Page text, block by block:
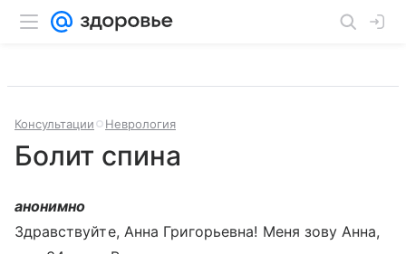
Консультации Неврология
Болит спина
анонимно
Здравствуйте, Анна Григорьевна! Меня зову Анна,